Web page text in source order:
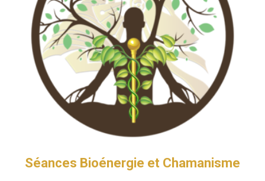
Séances Bioénergie et Chamanisme